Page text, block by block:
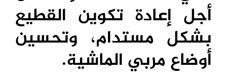
أجل إعادة تكوين القطيع
بشكل مستدام، وتحسين
أوضاع مربي الماشية.